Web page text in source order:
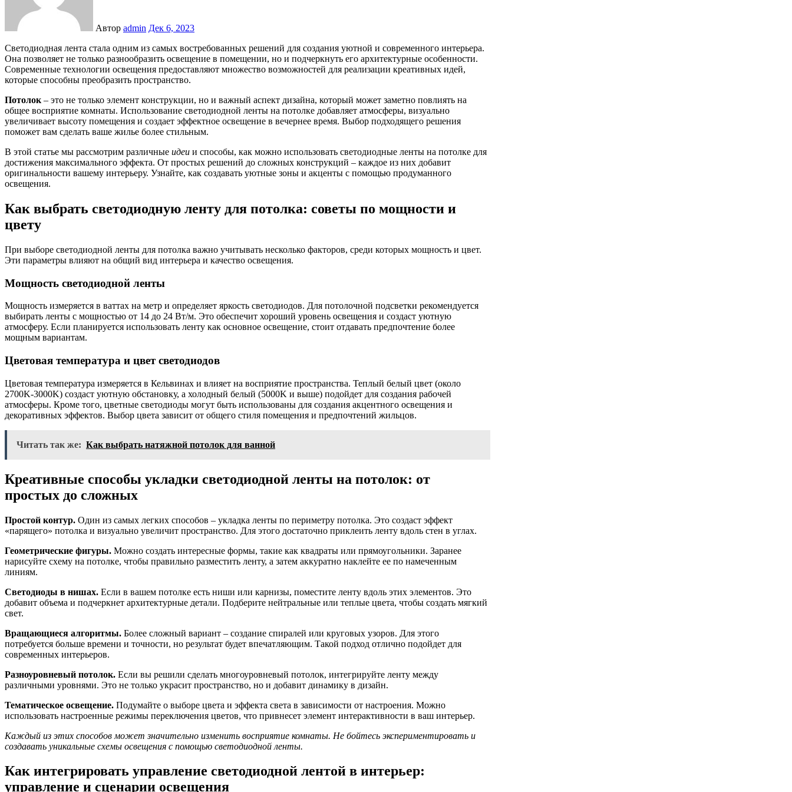
Автор admin Дек 6, 2023
Светодиодная лента стала одним из самых востребованных решений для создания уютной и современного интерьера.
Она позволяет не только разнообразить освещение в помещении, но и подчеркнуть его архитектурные особенности.
Современные технологии освещения предоставляют множество возможностей для реализации креативных идей,
которые способны преобразить пространство.
Потолок – это не только элемент конструкции, но и важный аспект дизайна, который может заметно повлиять на
общее восприятие комнаты. Использование светодиодной ленты на потолке добавляет атмосферы, визуально
увеличивает высоту помещения и создает эффектное освещение в вечернее время. Выбор подходящего решения
поможет вам сделать ваше жилье более стильным.
В этой статье мы рассмотрим различные идеи и способы, как можно использовать светодиодные ленты на потолке для
достижения максимального эффекта. От простых решений до сложных конструкций – каждое из них добавит
оригинальности вашему интерьеру. Узнайте, как создавать уютные зоны и акценты с помощью продуманного
освещения.
Как выбрать светодиодную ленту для потолка: советы по мощности и
цвету
При выборе светодиодной ленты для потолка важно учитывать несколько факторов, среди которых мощность и цвет.
Эти параметры влияют на общий вид интерьера и качество освещения.
Мощность светодиодной ленты
Мощность измеряется в ваттах на метр и определяет яркость светодиодов. Для потолочной подсветки рекомендуется
выбирать ленты с мощностью от 14 до 24 Вт/м. Это обеспечит хороший уровень освещения и создаст уютную
атмосферу. Если планируется использовать ленту как основное освещение, стоит отдавать предпочтение более
мощным вариантам.
Цветовая температура и цвет светодиодов
Цветовая температура измеряется в Кельвинах и влияет на восприятие пространства. Теплый белый цвет (около
2700K-3000K) создаст уютную обстановку, а холодный белый (5000K и выше) подойдет для создания рабочей
атмосферы. Кроме того, цветные светодиоды могут быть использованы для создания акцентного освещения и
декоративных эффектов. Выбор цвета зависит от общего стиля помещения и предпочтений жильцов.
Читать так же: Как выбрать натяжной потолок для ванной
Креативные способы укладки светодиодной ленты на потолок: от
простых до сложных
Простой контур. Один из самых легких способов – укладка ленты по периметру потолка. Это создаст эффект
«парящего» потолка и визуально увеличит пространство. Для этого достаточно приклеить ленту вдоль стен в углах.
Геометрические фигуры. Можно создать интересные формы, такие как квадраты или прямоугольники. Заранее
нарисуйте схему на потолке, чтобы правильно разместить ленту, а затем аккуратно наклейте ее по намеченным
линиям.
Светодиоды в нишах. Если в вашем потолке есть ниши или карнизы, поместите ленту вдоль этих элементов. Это
добавит объема и подчеркнет архитектурные детали. Подберите нейтральные или теплые цвета, чтобы создать мягкий
свет.
Вращающиеся алгоритмы. Более сложный вариант – создание спиралей или круговых узоров. Для этого
потребуется больше времени и точности, но результат будет впечатляющим. Такой подход отлично подойдет для
современных интерьеров.
Разноуровневый потолок. Если вы решили сделать многоуровневый потолок, интегрируйте ленту между
различными уровнями. Это не только украсит пространство, но и добавит динамику в дизайн.
Тематическое освещение. Подумайте о выборе цвета и эффекта света в зависимости от настроения. Можно
использовать настроенные режимы переключения цветов, что привнесет элемент интерактивности в ваш интерьер.
Каждый из этих способов может значительно изменить восприятие комнаты. Не бойтесь экспериментировать и
создавать уникальные схемы освещения с помощью светодиодной ленты.
Как интегрировать управление светодиодной лентой в интерьер:
управление и сценарии освещения